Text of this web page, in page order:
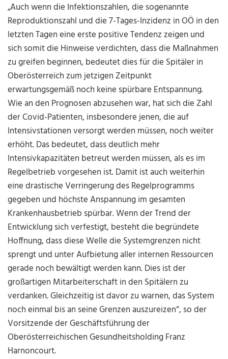
„Auch wenn die Infektionszahlen, die sogenannte
Reproduktionszahl und die 7-Tages-Inzidenz in OÖ in den
letzten Tagen eine erste positive Tendenz zeigen und
sich somit die Hinweise verdichten, dass die Maßnahmen
zu greifen beginnen, bedeutet dies für die Spitäler in
Oberösterreich zum jetzigen Zeitpunkt
erwartungsgemäß noch keine spürbare Entspannung.
Wie an den Prognosen abzusehen war, hat sich die Zahl
der Covid-Patienten, insbesondere jenen, die auf
Intensivstationen versorgt werden müssen, noch weiter
erhöht. Das bedeutet, dass deutlich mehr
Intensivkapazitäten betreut werden müssen, als es im
Regelbetrieb vorgesehen ist. Damit ist auch weiterhin
eine drastische Verringerung des Regelprogramms
gegeben und höchste Anspannung im gesamten
Krankenhausbetrieb spürbar. Wenn der Trend der
Entwicklung sich verfestigt, besteht die begründete
Hoffnung, dass diese Welle die Systemgrenzen nicht
sprengt und unter Aufbietung aller internen Ressourcen
gerade noch bewältigt werden kann. Dies ist der
großartigen Mitarbeiterschaft in den Spitälern zu
verdanken. Gleichzeitig ist davor zu warnen, das System
noch einmal bis an seine Grenzen auszureizen“, so der
Vorsitzende der Geschäftsführung der
Oberösterreichischen Gesundheitsholding Franz
Harnoncourt.